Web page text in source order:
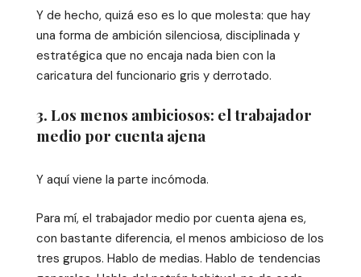
Y de hecho, quizá eso es lo que molesta: que hay
una forma de ambición silenciosa, disciplinada y
estratégica que no encaja nada bien con la
caricatura del funcionario gris y derrotado.
3. Los menos ambiciosos: el trabajador
medio por cuenta ajena
Y aquí viene la parte incómoda.
Para mí, el trabajador medio por cuenta ajena es,
con bastante diferencia, el menos ambicioso de los
tres grupos. Hablo de medias. Hablo de tendencias